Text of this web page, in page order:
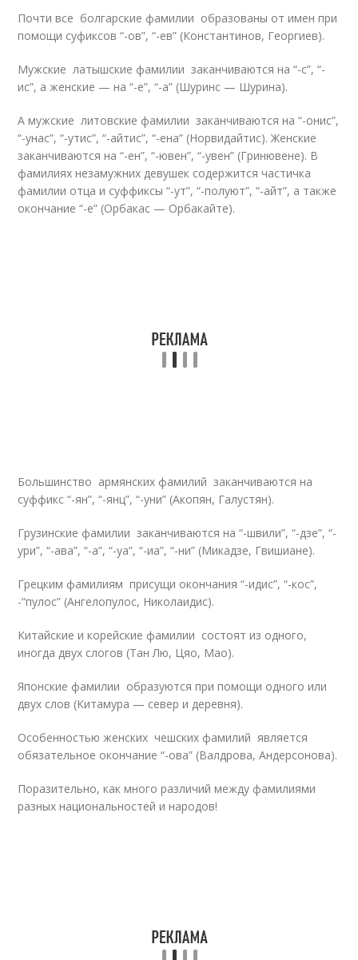
Почти все болгарские фамилии образованы от имен при
помощи суфиксов “-ов”, “-ев” (Константинов, Георгиев).
Мужские латышские фамилии заканчиваются на “-с”, “-
ис”, а женские — на “-е”, “-а” (Шуринс — Шурина).
А мужские литовские фамилии заканчиваются на “-онис”,
“-унас”, “-утис”, “-айтис”, “-ена” (Норвидайтис). Женские
заканчиваются на “-ен”, “-ювен”, “-увен” (Гринювене). В
фамилиях незамужних девушек содержится частичка
фамилии отца и суффиксы “-ут”, “-полуют”, “-айт”, а также
окончание “-е” (Орбакас — Орбакайте).
Большинство армянских фамилий заканчиваются на
суффикс “-ян”, “-янц”, “-уни” (Акопян, Галустян).
Грузинские фамилии заканчиваются на “-швили”, “-дзе”, “-
ури”, “-ава”, “-а”, “-уа”, “-иа”, “-ни” (Микадзе, Гвишиане).
Грецким фамилиям присущи окончания “-идис”, “-кос”,
-“пулос” (Ангелопулос, Николаидис).
Китайские и корейские фамилии состоят из одного,
иногда двух слогов (Тан Лю, Цяо, Мао).
Японские фамилии образуются при помощи одного или
двух слов (Китамура — север и деревня).
Особенностью женских чешских фамилий является
обязательное окончание “-ова” (Валдрова, Андерсонова).
Поразительно, как много различий между фамилиями
разных национальностей и народов!